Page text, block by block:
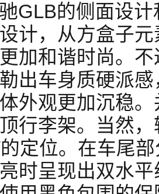
GLB的侧面设
计，从方盒子
加和谐时尚。
出车身质硬派
外观更加沉稳
行李架。当然
定位。在车尾
时呈现出双水